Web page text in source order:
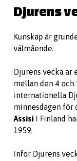
Djurens
Kunskap är
välmående.
Djurens vecka är
mellan den 4 och
internationella
minnesdagen för
Assisi I Finland
1959.
Inför Djurens